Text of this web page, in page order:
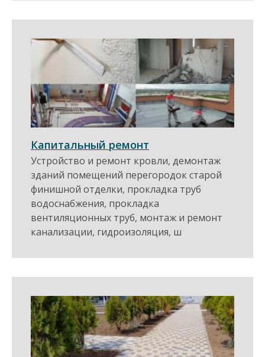
г
а
ц
и
я
Капитальный ремонт
Устройство и ремонт кровли, демонтаж
зданий помещений перегородок старой
финишной отделки, прокладка труб
водоснабжения, прокладка
вентиляционных труб, монтаж и ремонт
канализации, гидроизоляция, ш